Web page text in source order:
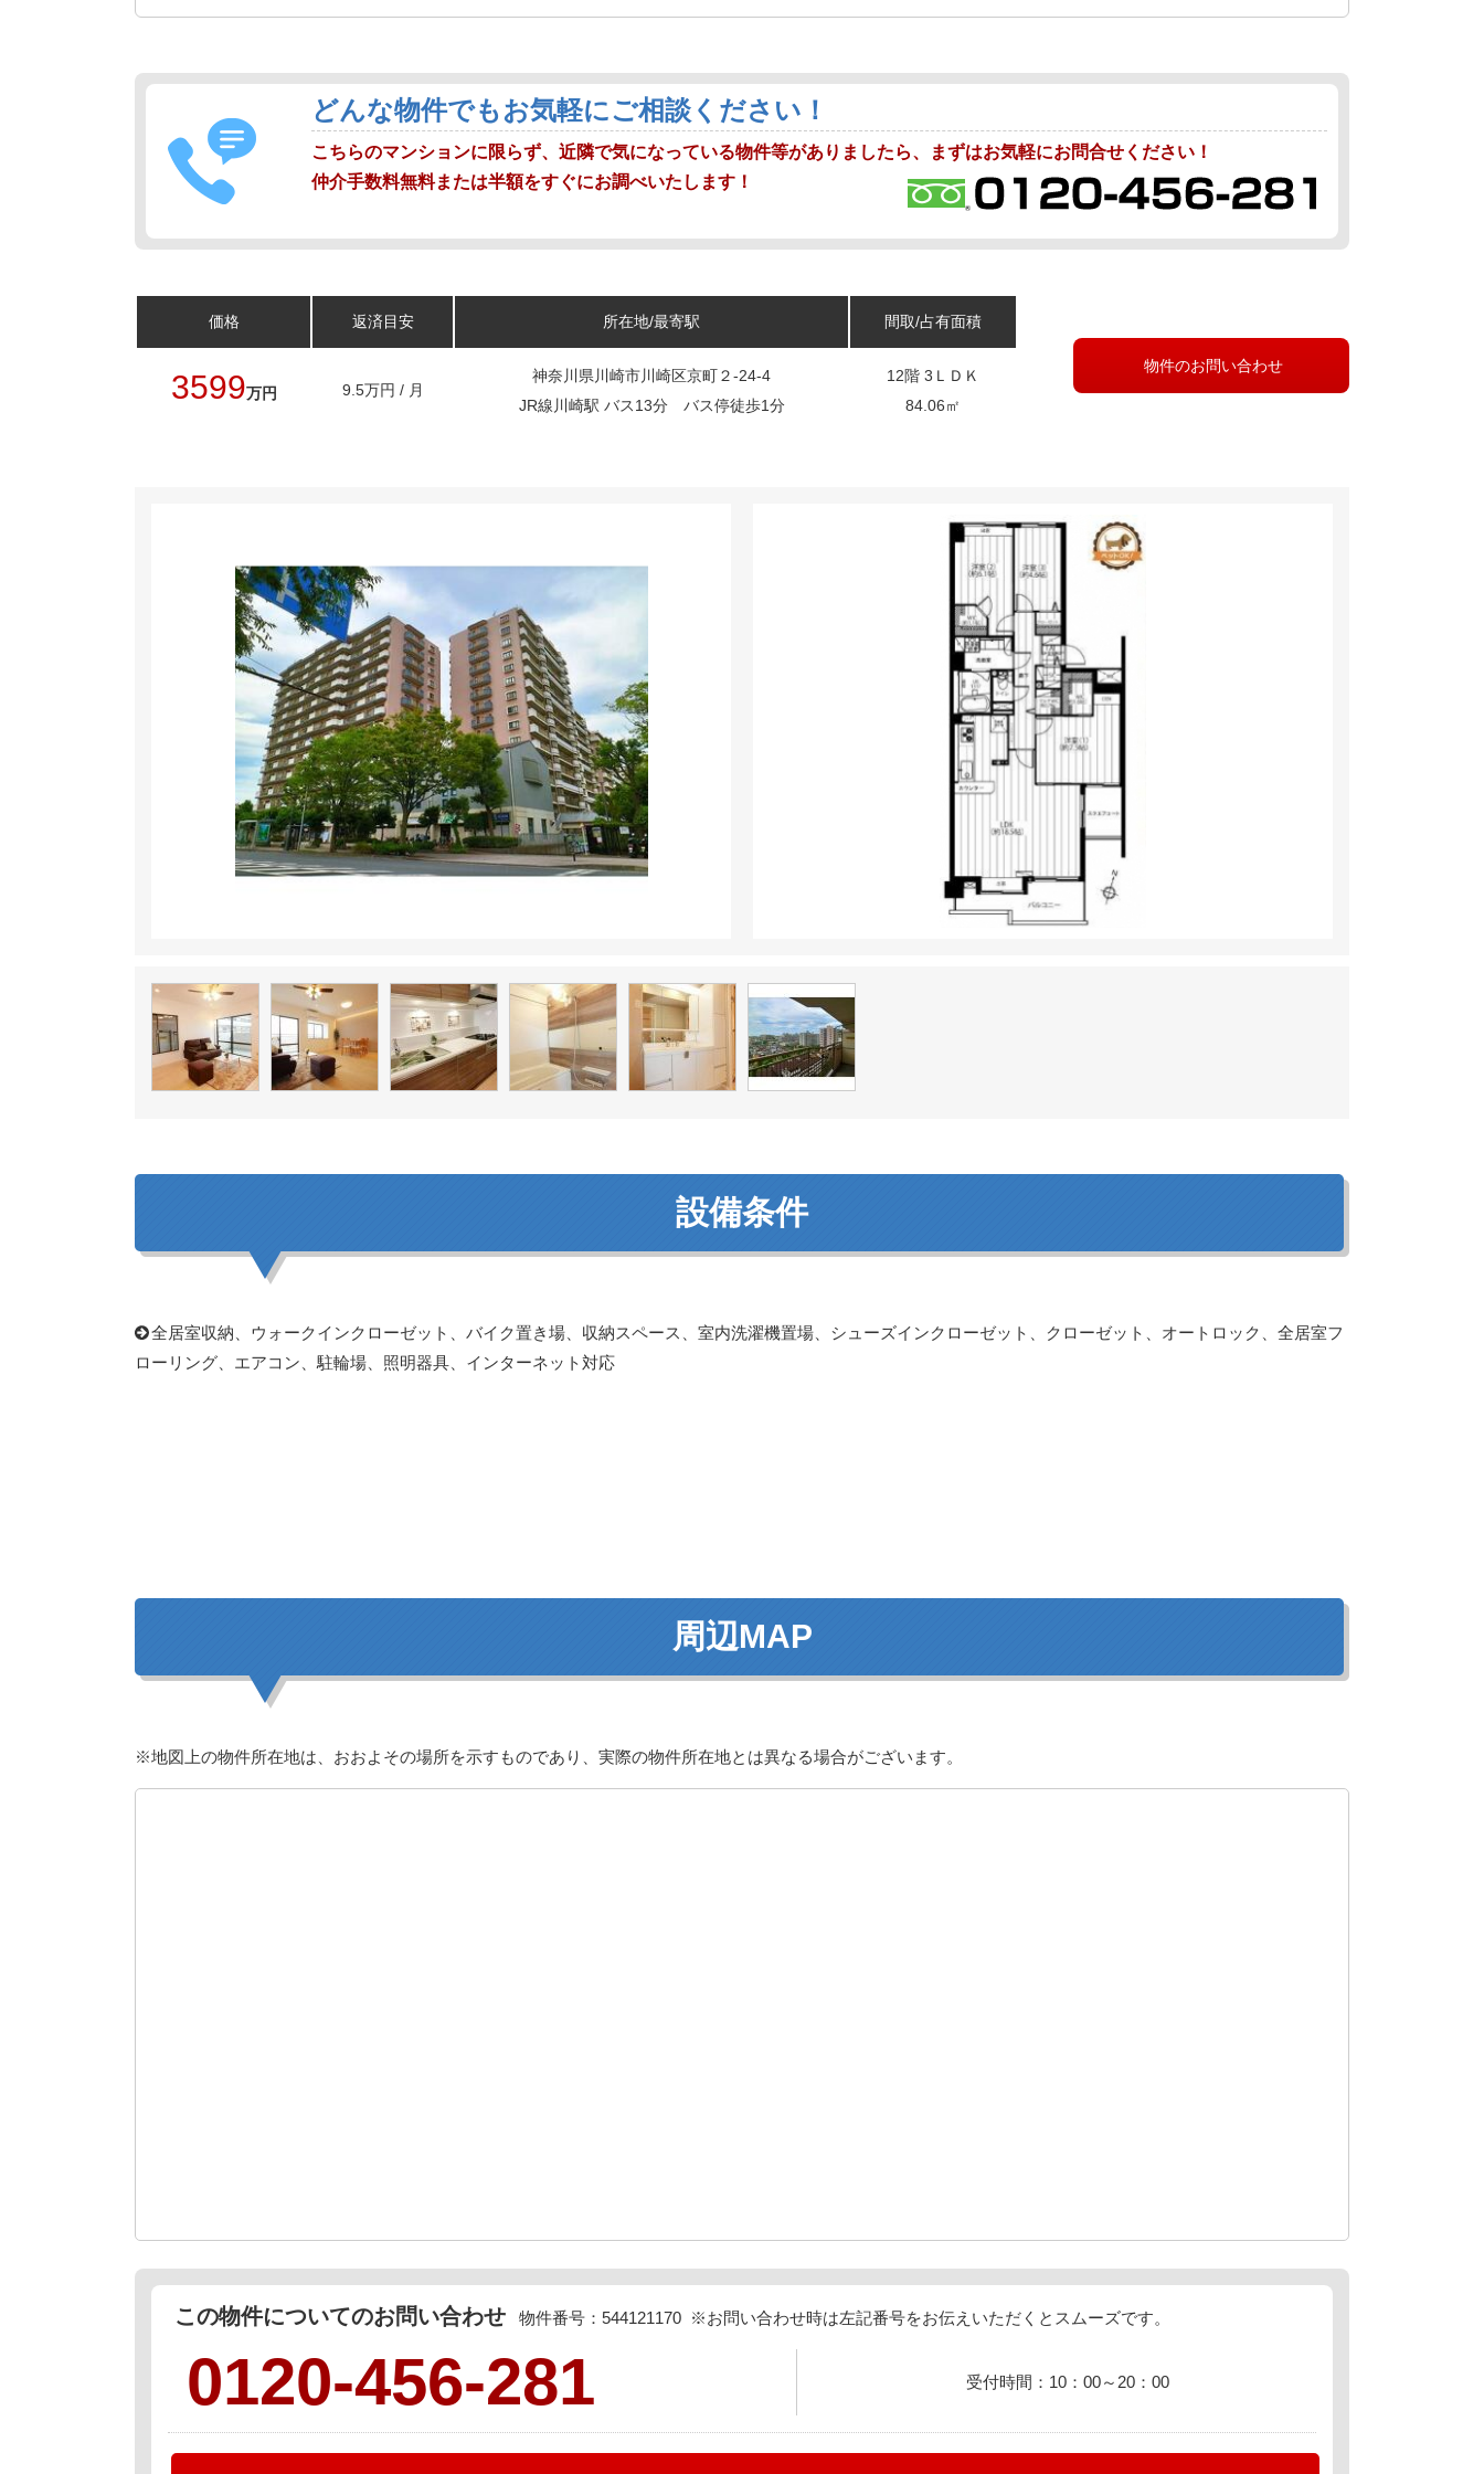
どんな物件でもお気軽にご相談ください！
こちらのマンションに限らず、近隣で気になっている物件等がありましたら、まずはお気軽にお問合せください！
仲介手数料無料または半額をすぐにお調べいたします！
価格 返済目安 所在地/最寄駅 間取/占有面積
3599万円 9.5万円 / 月
神奈川県川崎市川崎区京町２-24-4
JR線川崎駅 バス13分 バス停徒歩1分
12階 3ＬＤＫ
84.06㎡
物件のお問い合わせ
設備条件
全居室収納、ウォークインクローゼット、バイク置き場、収納スペース、室内洗濯機置場、シューズインクローゼット、クローゼット、オートロック、全居室フ
ローリング、エアコン、駐輪場、照明器具、インターネット対応
周辺MAP
※地図上の物件所在地は、おおよその場所を示すものであり、実際の物件所在地とは異なる場合がございます。
この物件についてのお問い合わせ 物件番号：544121170 ※お問い合わせ時は左記番号をお伝えいただくとスムーズです。
0120-456-281 受付時間：10：00～20：00